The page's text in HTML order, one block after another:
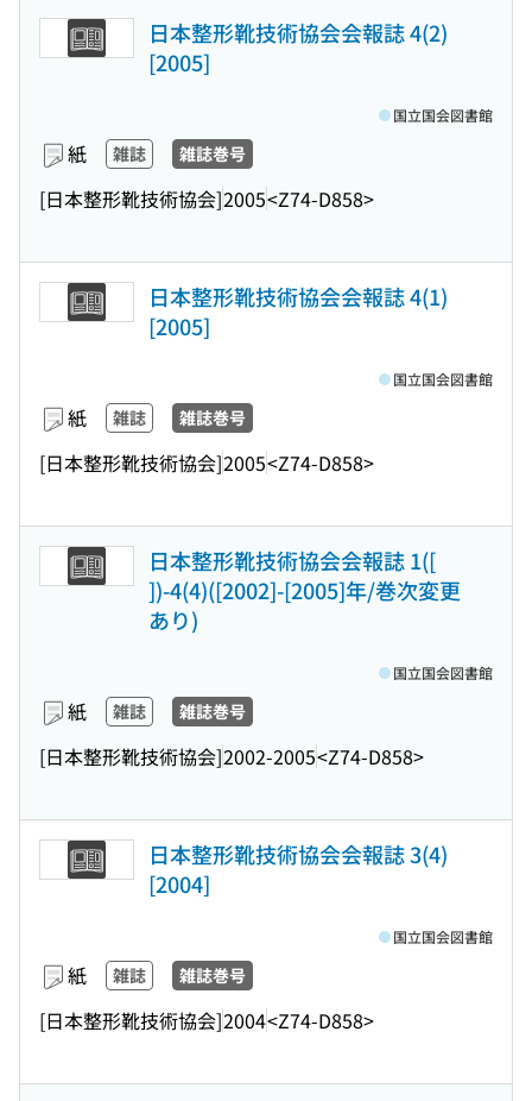
日本整形靴技術協会会報誌 4(2)
[2005]
紙 雑誌 雑誌巻号
[日本整形靴技術協会]2005<Z74-D858>
国立国会図書館
日本整形靴技術協会会報誌 4(1)
[2005]
紙 雑誌 雑誌巻号
[日本整形靴技術協会]2005<Z74-D858>
国立国会図書館
日本整形靴技術協会会報誌 1([
])-4(4)([2002]-[2005]年/巻次変更
あり)
紙 雑誌 雑誌巻号
[日本整形靴技術協会]2002-2005<Z74-D858>
国立国会図書館
日本整形靴技術協会会報誌 3(4)
[2004]
紙 雑誌 雑誌巻号
[日本整形靴技術協会]2004<Z74-D858>
国立国会図書館